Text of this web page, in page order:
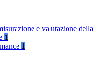
e valutazione della
1
1